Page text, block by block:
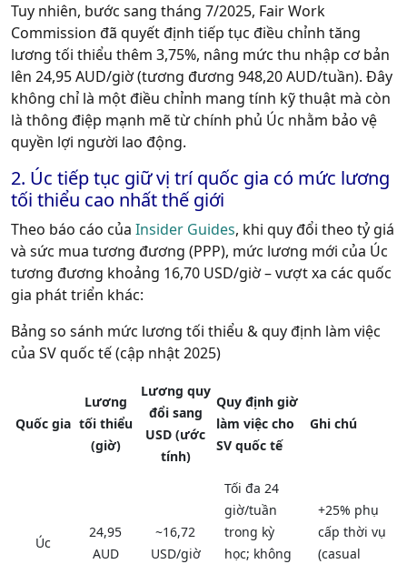
Tuy nhiên, bước sang tháng 7/2025, Fair Work
Commission đã quyết định tiếp tục điều chỉnh tăng
lương tối thiểu thêm 3,75%, nâng mức thu nhập cơ bản
lên 24,95 AUD/giờ(tương đương 948,20 AUD/tuần). Đây
không chỉ là một điều chỉnh mang tính kỹ thuật mà còn
là thông điệp mạnh mẽ từ chính phủ Úc nhằm bảo vệ
quyền lợi người lao động.
2. Úc tiếp tục giữ vị trí quốc gia có mức lương
tối thiểu cao nhất thế giới
Theo báo cáo của Insider Guides, khi quy đổi theo tỷ giá
và sức mua tương đương (PPP), mức lương mới của Úc
tương đương khoảng 16,70 USD/giờ– vượt xa các quốc
gia phát triển khác:
Bảng so sánh mức lương tối thiểu & quy định làm việc
của SV quốc tế (cập nhật 2025)
Quốc gia
Lương
tối thiểu
(giờ)
Lương quy
đổi sang
USD (ước
tính)
Quy định giờ
làm việc cho
SV quốc tế
Ghi chú
Úc
24,95
AUD
~16,72
USD/giờ
Tối đa 24
giờ/tuần
trong kỳ
học; không
+25% phụ
cấp thời vụ
(casual